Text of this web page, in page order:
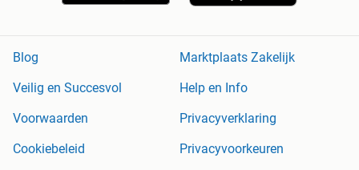
Blog
Marktplaats Zakelijk
Veilig en Succesvol
Help en Info
Voorwaarden
Privacyverklaring
Cookiebeleid
Privacyvoorkeuren